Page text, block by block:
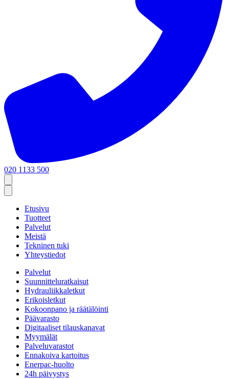
020 1133 500
Etusivu
Tuotteet
Palvelut
Meistä
Tekninen tuki
Yhteystiedot
Palvelut
Suunnitteluratkaisut
Hydrauliikkaletkut
Erikoisletkut
Kokoonpano ja räätälöinti
Päävarasto
Digitaaliset tilauskanavat
Myymälät
Palveluvarastot
Ennakoiva kartoitus
Enerpac-huolto
24h päivystys